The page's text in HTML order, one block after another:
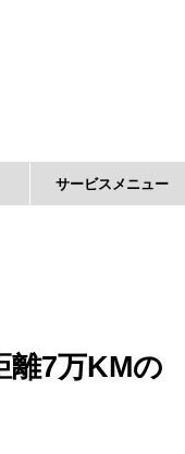
サービスメニュー
離7万KMの